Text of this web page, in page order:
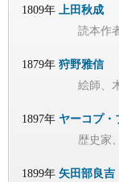
1809年 上田秋成
読本作
1879年 狩野雅信
絵師、
1897年 ヤーコプ・
歴史家
1899年 矢田部良吉